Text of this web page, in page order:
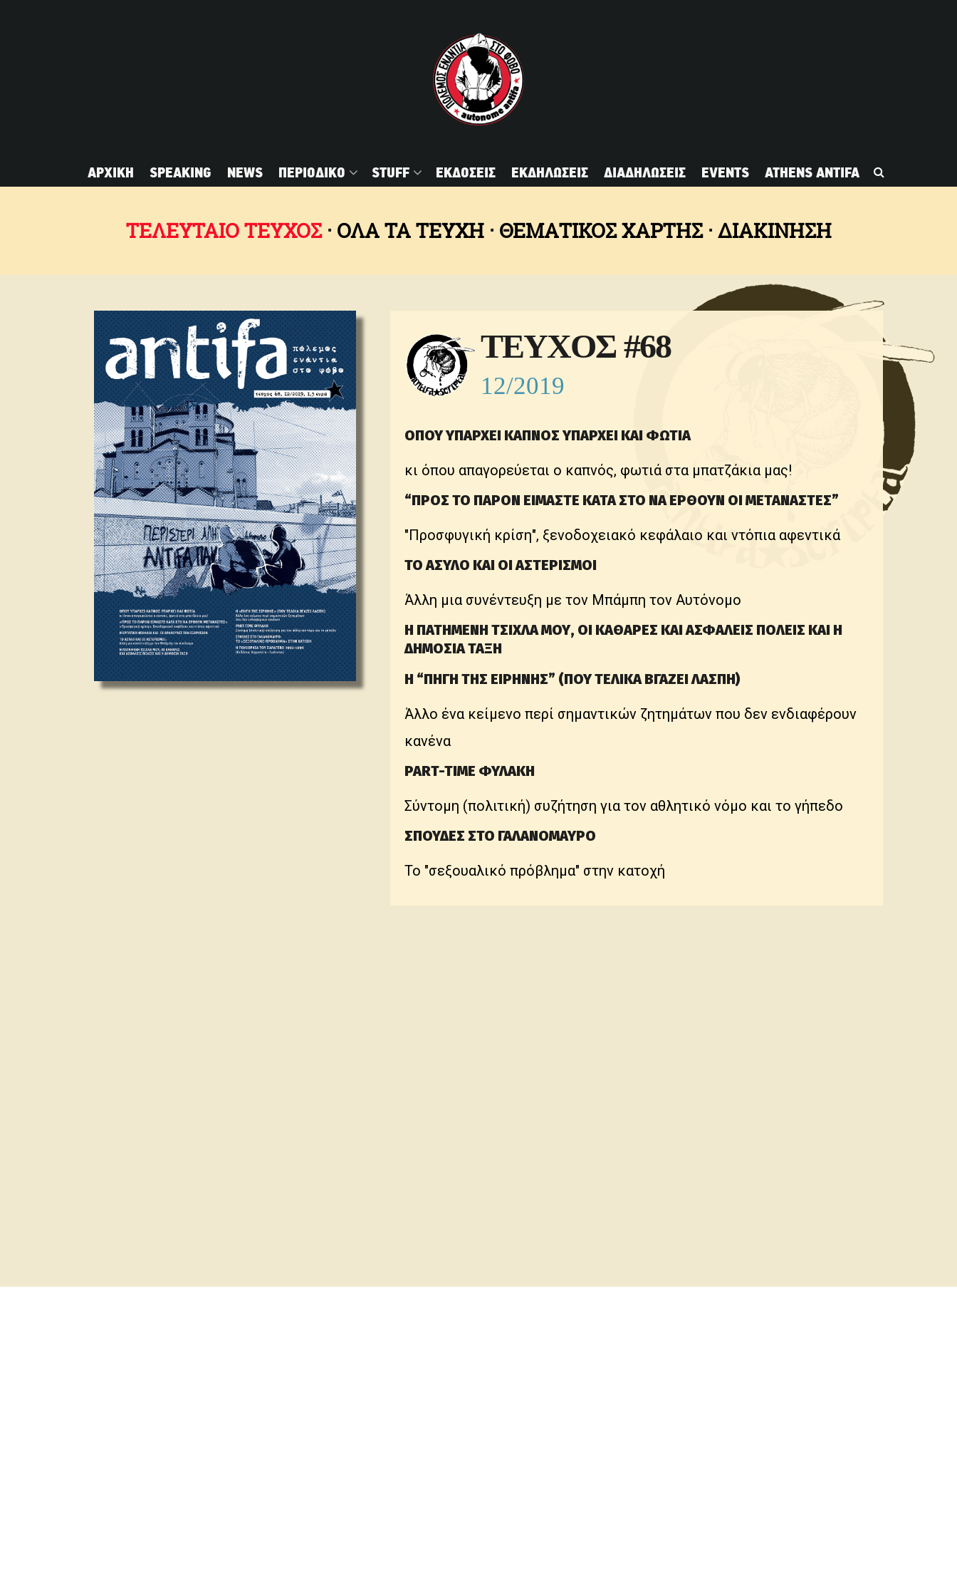
ΑΡΧΙΚΗ SPEAKING NEWS ΠΕΡΙΟΔΙΚΟ STUFF ΕΚΔΟΣΕΙΣ ΕΚΔΗΛΩΣΕΙΣ ΔΙΑΔΗΛΩΣΕΙΣ EVENTS ATHENS ANTIFA
ΤΕΛΕΥΤΑΙΟ ΤΕΥΧΟΣ ΟΛΑ ΤΑ ΤΕΥΧΗ ΘΕΜΑΤΙΚΌΣ ΧΆΡΤΗΣ ΔΙΑΚΙΝΗΣΗ
ΤΕΥΧΟΣ #68
12/2019
ΟΠΟΥ ΥΠΑΡΧΕΙ ΚΑΠΝΟΣ ΥΠΑΡΧΕΙ ΚΑΙ ΦΩΤΙΑ
κι όπου απαγορεύεται ο καπνός, φωτιά στα μπατζάκια μας!
“ΠΡΟΣ ΤΟ ΠΑΡΟΝ ΕΙΜΑΣΤΕ ΚΑΤΑ ΣΤΟ ΝΑ ΕΡΘΟΥΝ ΟΙ ΜΕΤΑΝΑΣΤΕΣ”
"Προσφυγική κρίση", ξενοδοχειακό κεφάλαιο και ντόπια αφεντικά
ΤΟ ΑΣΥΛΟ ΚΑΙ ΟΙ ΑΣΤΕΡΙΣΜΟΙ
Άλλη μια συνέντευξη με τον Μπάμπη τον Αυτόνομο
Η ΠΑΤΗΜΕΝΗ ΤΣΙΧΛΑ ΜΟΥ, ΟΙ ΚΑΘΑΡΕΣ ΚΑΙ ΑΣΦΑΛΕΙΣ ΠΟΛΕΙΣ ΚΑΙ Η
ΔΗΜΟΣΙΑ ΤΑΞΗ
Η “ΠΗΓΗ ΤΗΣ ΕΙΡΗΝΗΣ” (ΠΟΥ ΤΕΛΙΚΑ ΒΓΑΖΕΙ ΛΑΣΠΗ)
Άλλο ένα κείμενο περί σημαντικών ζητημάτων που δεν ενδιαφέρουν
κανένα
PART-TIME ΦΥΛΑΚΗ
Σύντομη (πολιτική) συζήτηση για τον αθλητικό νόμο και το γήπεδο
ΣΠΟΥΔΕΣ ΣΤΟ ΓΑΛΑΝΟΜΑΥΡΟ
Το "σεξουαλικό πρόβλημα" στην κατοχή